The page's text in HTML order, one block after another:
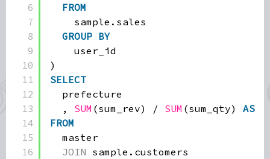
6
7
8
9
10
11
12
13
14
15
16
FROM
sample.sales
GROUP BY
user_id
)
SELECT
prefecture
, SUM (sum_rev) / SUM (sum_qty) AS
FROM
master
JOIN sample.customers